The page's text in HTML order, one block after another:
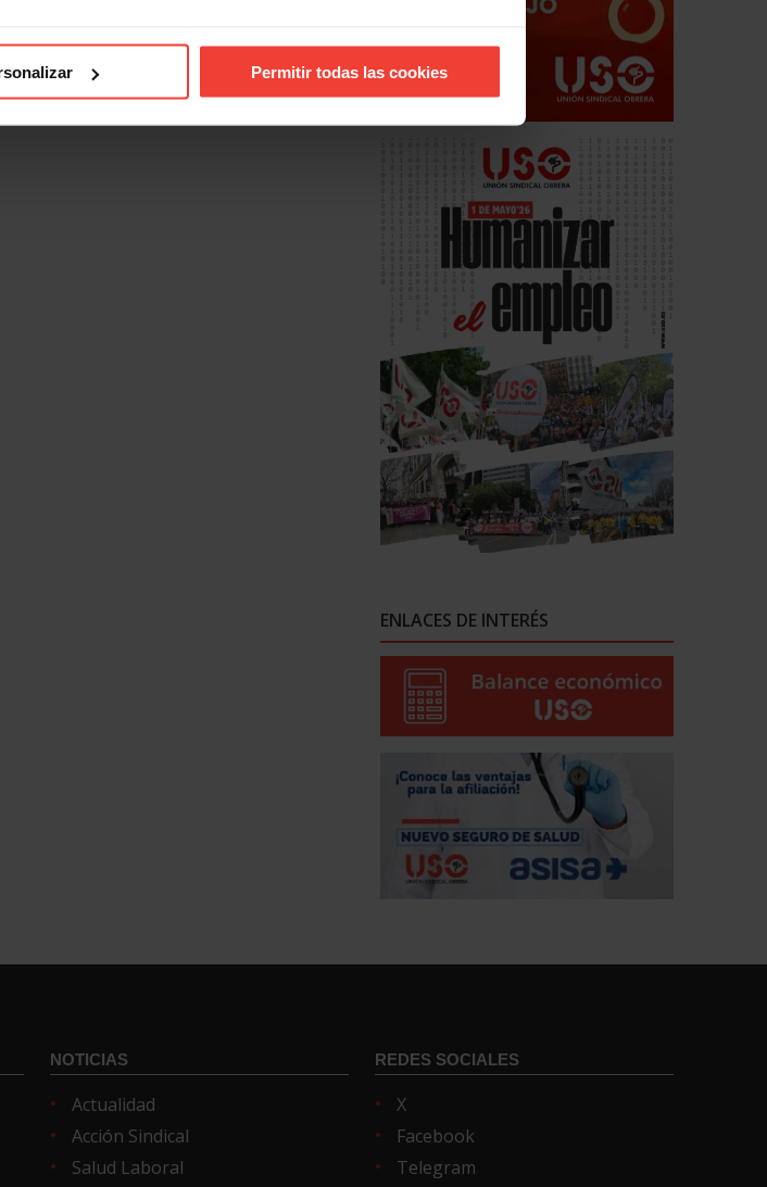
Permitir todas las cookies
ENLACES DE INTERÉS
NOTICIAS
Actualidad
Acción Sindical
Salud Laboral
REDES SOCIALES
X
Facebook
Telegram